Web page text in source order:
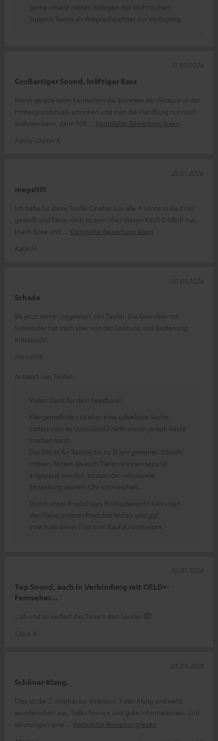
gerne unsere netten Kollegen des technischen
Support Teams als Ansprechpartner zur Verfügung.
Großartiger Sound, kräftiger Bass
Wenn gerade beim Fernsehen die Stimmen der Akteure in der
Hintergrundmusik ertrinken und man die Handlung nur noch
erahnen kann, dann hilft
Komplette Bewertung lesen
Heinz-Dieter K.
11.02.2026
mega!!!!!
Ich habe für diese Teufel Cinebar Lux alle 4 Sonos in die Ecke
gestellt und freue mich so sehr über diesen Kauf! Endlich mal
(nach Bose und
Komplette Bewertung lesen
Katja H.
25.01.2026
Schade
Bis jetzt immer begeistert von Teufel. Die Soundbar mit
Subwoofer hat mich aber von der Leistung und Bedienung
enttäuscht.
Marcel W.
20.01.2026
Antwort von Teufel:
Vielen Dank für dein Feedback!
Klangempfinden ist eher eine subjektive Sache,
sodass man es (zum Glück) nicht immer jedem Recht
machen kann.
Das Set ist für Räume bis zu 35 qm geeignet. Sowohl
Höhen, Mitten als auch Tiefen können separat
angepasst werden, so dass die individuelle
Einstellung deinem Ohr schmeichelt.
Durch unser 8-wöchiges Rückgaberecht kann man
den Klang unserer Produkte testen und ggf.
innerhalb dieser Frist vom Kauf zurücktreten.
Top Sound, auch in Verbindung mit OELD+-
Fernseher…
…ab und zu verliert das TuneIn den Sender 😡
Claus X.
10.01.2026
Schöner Klang.
Dies ist die 2. cinebar lux ambition. Toller Klang und sieht
wunderschön aus. Toller Service und gute Informationen. Und
sie zwingen eine
Komplette Bewertung lesen
05.09.2025